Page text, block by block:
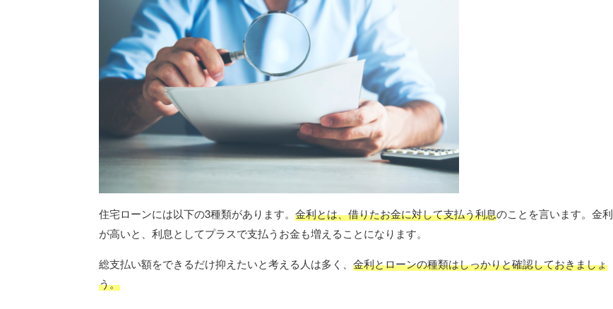
住宅ローンには以下の3種類があります。 金利とは、借りたお金に対して支払う利息のことを言います。金利
が高いと、利息としてプラスで支払うお金も増えることになります。
総支払い額をできるだけ抑えたいと考える人は多く、 金利とローンの種類はしっかりと確認しておきましょ
う。